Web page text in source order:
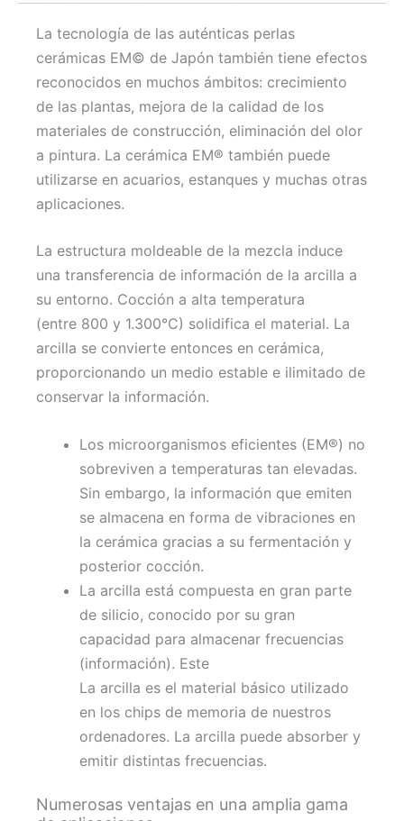
La tecnología de las auténticas perlas
cerámicas EM© de Japón también tiene efectos
reconocidos en muchos ámbitos: crecimiento
de las plantas, mejora de la calidad de los
materiales de construcción, eliminación del olor
a pintura. La cerámica EM® también puede
utilizarse en acuarios, estanques y muchas otras
aplicaciones.
La estructura moldeable de la mezcla induce
una transferencia de información de la arcilla a
su entorno. Cocción a alta temperatura
(entre 800 y 1.300°C) solidifica el material. La
arcilla se convierte entonces en cerámica,
proporcionando un medio estable e ilimitado de
conservar la información.
Los microorganismos eficientes (EM®) no
sobreviven a temperaturas tan elevadas.
Sin embargo, la información que emiten
se almacena en forma de vibraciones en
la cerámica gracias a su fermentación y
posterior cocción.
La arcilla está compuesta en gran parte
de silicio, conocido por su gran
capacidad para almacenar frecuencias
(información). Este
La arcilla es el material básico utilizado
en los chips de memoria de nuestros
ordenadores. La arcilla puede absorber y
emitir distintas frecuencias.
Numerosas ventajas en una amplia gama